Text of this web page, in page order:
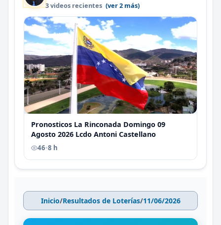
3 videos recientes (ver 2 más)
Pronosticos La Rinconada Domingo 09
Agosto 2026 Lcdo Antoni Castellano
46•8 h
Inicio/Resultados de Loterías/11/06/2026